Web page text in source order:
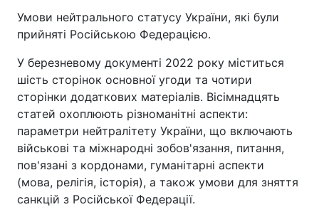
Умови нейтрального статусу України, які були
прийняті Російською Федерацією.
У березневому документі 2022 року міститься
шість сторінок основної угоди та чотири
сторінки додаткових матеріалів. Вісімнадцять
статей охоплюють різноманітні аспекти:
параметри нейтралітету України, що включають
військові та міжнародні зобов'язання, питання,
пов'язані з кордонами, гуманітарні аспекти
(мова, релігія, історія), а також умови для зняття
санкцій з Російської Федерації.